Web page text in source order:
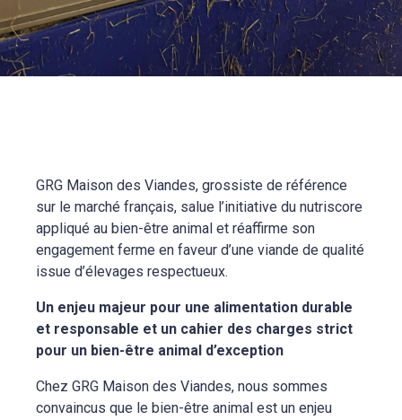
GRG Maison des Viandes, grossiste de référence
sur le marché français, salue l’initiative du nutriscore
appliqué au bien-être animal et réaffirme son
engagement ferme en faveur d’une viande de qualité
issue d’élevages respectueux.
Un enjeu majeur pour une alimentation durable
et responsable et un cahier des charges strict
pour un bien-être animal d’exception
Chez GRG Maison des Viandes, nous sommes
convaincus que le bien-être animal est un enjeu